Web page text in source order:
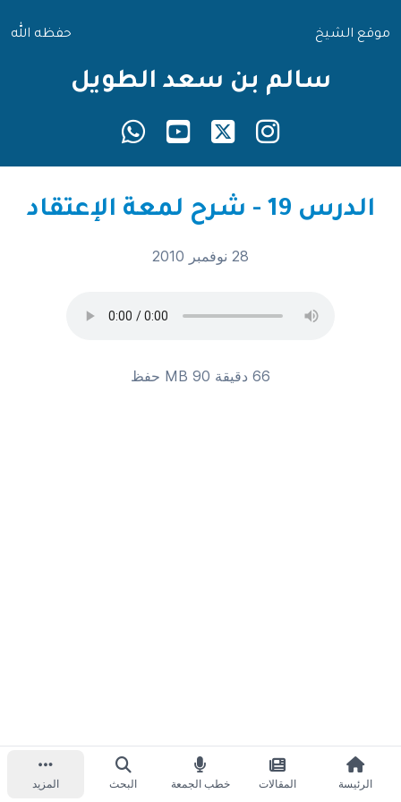
موقع الشيخ حفظه الله
سالم بن سعد الطويل
الدرس 19 - شرح لمعة الإعتقاد
28 نوفمبر 2010
66 دقيقة 90 MB حفظ
الرئيسة المقالات خطب الجمعة البحث المزيد